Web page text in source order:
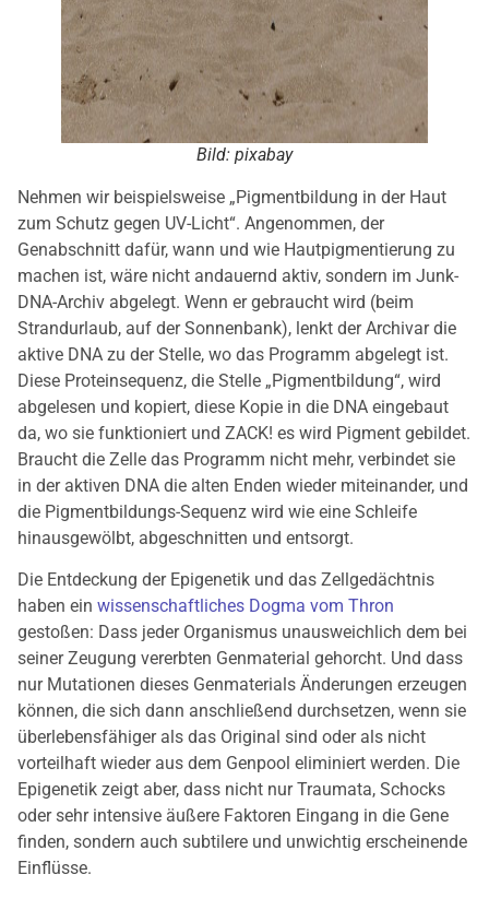
Bild: pixabay
Nehmen wir beispielsweise „Pigmentbildung in der Haut
zum Schutz gegen UV-Licht“. Angenommen, der
Genabschnitt dafür, wann und wie Hautpigmentierung zu
machen ist, wäre nicht andauernd aktiv, sondern im Junk-
DNA-Archiv abgelegt. Wenn er gebraucht wird (beim
Strandurlaub, auf der Sonnenbank), lenkt der Archivar die
aktive DNA zu der Stelle, wo das Programm abgelegt ist.
Diese Proteinsequenz, die Stelle „Pigmentbildung“, wird
abgelesen und kopiert, diese Kopie in die DNA eingebaut
da, wo sie funktioniert und ZACK! es wird Pigment gebildet.
Braucht die Zelle das Programm nicht mehr, verbindet sie
in der aktiven DNA die alten Enden wieder miteinander, und
die Pigmentbildungs-Sequenz wird wie eine Schleife
hinausgewölbt, abgeschnitten und entsorgt.
Die Entdeckung der Epigenetik und das Zellgedächtnis
haben ein wissenschaftliches Dogma vom Thron
gestoßen: Dass jeder Organismus unausweichlich dem bei
seiner Zeugung vererbten Genmaterial gehorcht. Und dass
nur Mutationen dieses Genmaterials Änderungen erzeugen
können, die sich dann anschließend durchsetzen, wenn sie
überlebensfähiger als das Original sind oder als nicht
vorteilhaft wieder aus dem Genpool eliminiert werden. Die
Epigenetik zeigt aber, dass nicht nur Traumata, Schocks
oder sehr intensive äußere Faktoren Eingang in die Gene
finden, sondern auch subtilere und unwichtig erscheinende
Einflüsse.